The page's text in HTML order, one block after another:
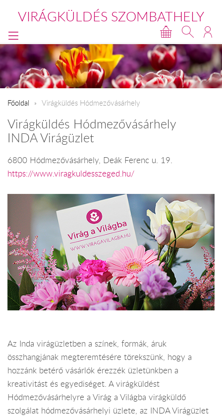
VIRÁGKÜLDÉS SZOMBATHELY
Főoldal Virágküldés Hódmezővásárhely
Virágküldés Hódmezővásárhely
INDA Virágüzlet
6800 Hódmezővásárhely, Deák Ferenc u. 19.
https://www.viragkuldesszeged.hu/
Az Inda virágüzletben a színek, formák, áruk
összhangjának megteremtésére törekszünk, hogy a
hozzánk betérő vásárlók érezzék üzletünkben a
kreativitást és egyediséget. A virágküldést
Hódmezővásárhelyre a Virág a Világba virágküldő
szolgálat hódmezővásárhelyi üzlete, az INDA Virágüzlet